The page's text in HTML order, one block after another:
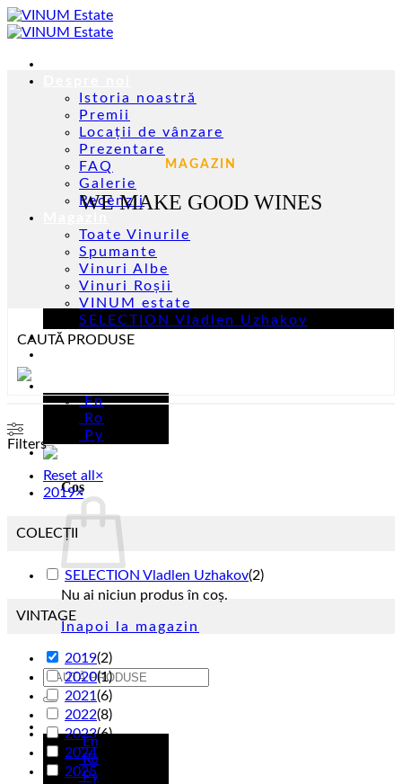
Skip
to
Istoria noastră
Premii
Locații de vânzare
Prezentare
FAQ
Galerie
Recenzii
Toate Vinurile
Spumante
Vinuri Albe
Vinuri Roșii
VINUM estate
SELECTION Vladlen Uzhakov
Evenimente
En
Ro
Ру
Coș
Nu ai niciun produs în coș.
Înapoi la magazin
Caută
după:
Ro
En
Ro
Ру
MAGAZIN
WE MAKE GOOD WINES
CAUTĂ PRODUSE
Filters
Reset all ×
2019×
COLECȚII
SELECTION Vladlen Uzhakov(2)
VINTAGE
2019(2)
2020(1)
2021 (6)
2022(8)
2023(6)
2024(
2025(